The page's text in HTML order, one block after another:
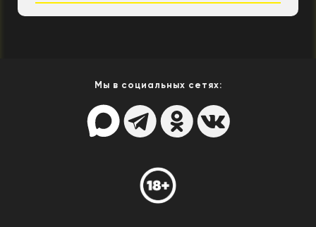
Мы в социальных сетях: